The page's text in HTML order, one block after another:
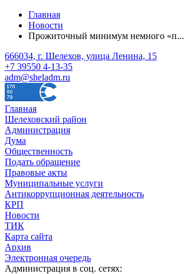
Главная
Новости
Прожиточный минимум немного «п...
666034, г. Шелехов, улица Ленина, 15
+7 39550 4-13-35
adm@sheladm.ru
Главная
Шелеховский район
Администрация
Дума
Общественность
Подать обращение
Правовые акты
Муниципальные услуги
Антикоррупционная деятельность
КРП
Новости
ТИК
Карта сайта
Архив
Электронная очередь
Администрация в соц. сетях: